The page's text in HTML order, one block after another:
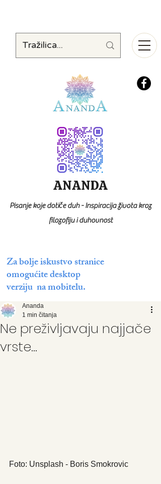
Za bolje iskustvo stranice
omogućite desktop
verziju na mobitelu.
ANANDA
Pisanje koje dotiče duh - Inspiracija života kroz
filozofiju i duhovnost
Ne preživljavaju najjače
vrste...
Ananda
1 min čitanja
Foto: Unsplash - Boris Smokrovic